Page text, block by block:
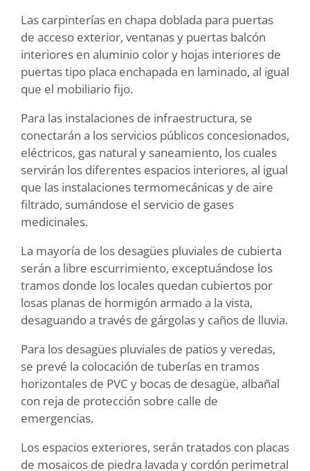
Las carpinterías en chapa doblada para puertas
de acceso exterior, ventanas y puertas balcón
interiores en aluminio color y hojas interiores de
puertas tipo placa enchapada en laminado, al igual
que el mobiliario fijo.
Para las instalaciones de infraestructura, se
conectarán a los servicios públicos concesionados,
eléctricos, gas natural y saneamiento, los cuales
servirán los diferentes espacios interiores, al igual
que las instalaciones termomecánicas y de aire
filtrado, sumándose el servicio de gases
medicinales.
La mayoría de los desagües pluviales de cubierta
serán a libre escurrimiento, exceptuándose los
tramos donde los locales quedan cubiertos por
losas planas de hormigón armado a la vista,
desaguando a través de gárgolas y caños de lluvia.
Para los desagües pluviales de patios y veredas,
se prevé la colocación de tuberías en tramos
horizontales de PVC y bocas de desagüe, albañal
con reja de protección sobre calle de
emergencias.
Los espacios exteriores, serán tratados con placas
de mosaicos de piedra lavada y cordón perimetral